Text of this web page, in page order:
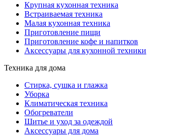
Крупная кухонная техника
Встраиваемая техника
Малая кухонная техника
Приготовление пищи
Приготовление кофе и напитков
Аксессуары для кухонной техники
Техника для дома
Стирка, сушка и глажка
Уборка
Климатическая техника
Обогреватели
Шитье и уход за одеждой
Аксессуары для дома